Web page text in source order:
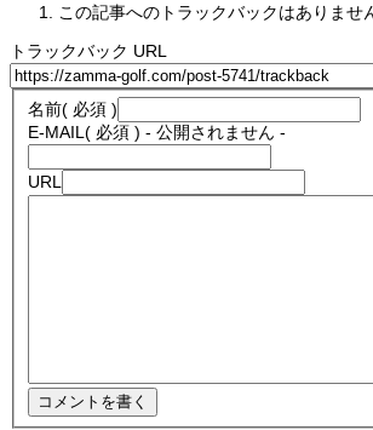
この記事へのトラックバックはありませ
トラックバック URL
名前( 必須 )
E-MAIL ( 必須 ) - 公開されません -
URL